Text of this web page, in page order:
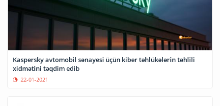
Kaspersky avtomobil sənayesi üçün kiber təhlükələrin təhlili
xidmətini təqdim edib
22-01-2021